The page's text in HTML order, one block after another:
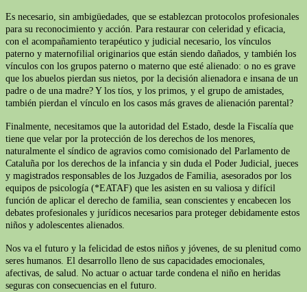
Es necesario, sin ambigüedades, que se establezcan protocolos profesionales
para su reconocimiento y acción. Para restaurar con celeridad y eficacia,
con el acompañamiento terapéutico y judicial necesario, los vínculos
paterno y maternofilial originarios que están siendo dañados, y también los
vínculos con los grupos paterno o materno que esté alienado: o no es grave
que los abuelos pierdan sus nietos, por la decisión alienadora e insana de un
padre o de una madre? Y los tíos, y los primos, y el grupo de amistades,
también pierdan el vínculo en los casos más graves de alienación parental?
Finalmente, necesitamos que la autoridad del Estado, desde la Fiscalía que
tiene que velar por la protección de los derechos de los menores,
naturalmente el síndico de agravios como comisionado del Parlamento de
Cataluña por los derechos de la infancia y sin duda el Poder Judicial, jueces
y magistrados responsables de los Juzgados de Familia, asesorados por los
equipos de psicología (*EATAF) que les asisten en su valiosa y difícil
función de aplicar el derecho de familia, sean conscientes y encabecen los
debates profesionales y jurídicos necesarios para proteger debidamente estos
niños y adolescentes alienados.
Nos va el futuro y la felicidad de estos niños y jóvenes, de su plenitud como
seres humanos. El desarrollo lleno de sus capacidades emocionales,
afectivas, de salud. No actuar o actuar tarde condena el niño en heridas
seguras con consecuencias en el futuro.